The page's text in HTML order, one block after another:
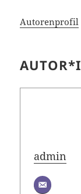
Autorenprofil
admin